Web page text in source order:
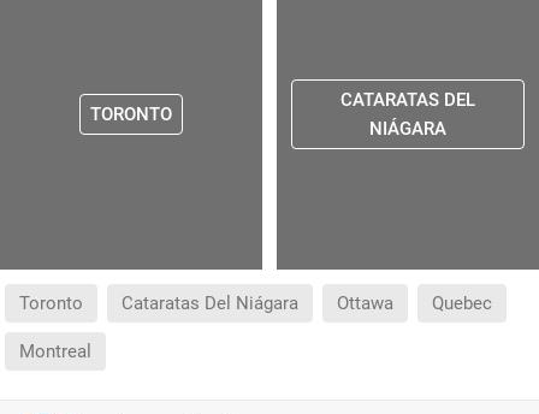
TORONTO
CATARATAS DEL
NIÁGARA
Toronto Cataratas Del Niágara Ottawa Quebec
Montreal